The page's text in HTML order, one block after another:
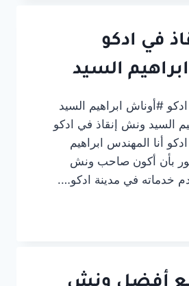
في ادكو
السيد
#أوناش ابراهيم السيد
السيد ونش إنقاذ في ادكو
أنا المهندس ابراهيم
بأن أكون صاحب ونش
خدماته في مدينة ادكو….